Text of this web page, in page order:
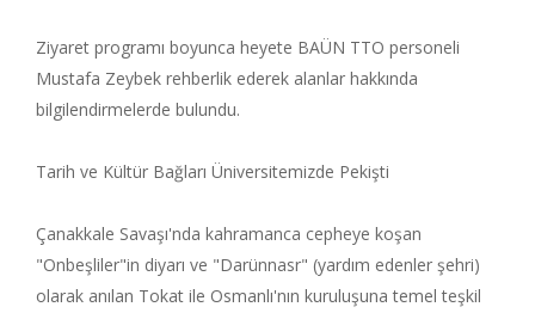
Ziyaret programı boyunca heyete BAÜN TTO personeli
Mustafa Zeybek rehberlik ederek alanlar hakkında
bilgilendirmelerde bulundu.
Tarih ve Kültür Bağları Üniversitemizde Pekişti
Çanakkale Savaşı'nda kahramanca cepheye koşan
"Onbeşliler"in diyarı ve "Darünnasr" (yardım edenler şehri)
olarak anılan Tokat ile Osmanlı'nın kuruluşuna temel teşkil